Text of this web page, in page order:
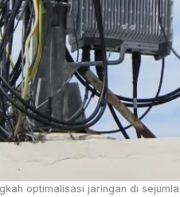
optimalisasi jaringan di